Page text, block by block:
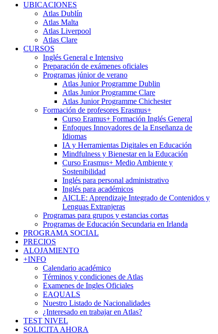
UBICACIONES
Atlas Dublín
Atlas Malta
Atlas Liverpool
Atlas Clare
CURSOS
Inglés General e Intensivo
Preparación de exámenes oficiales
Programas júnior de verano
Atlas Junior Programme Dublin
Atlas Junior Programme Clare
Atlas Junior Programme Chichester
Formación de profesores Erasmus+
Curso Eramus+ Formación Inglés General
Enfoques Innovadores de la Enseñanza de
Idiomas
IA y Herramientas Digitales en Educación
Mindfulness y Bienestar en la Educación
Curso Erasmus+ Medio Ambiente y
Sostenibilidad
Inglés para personal administrativo
Inglés para académicos
AICLE: Aprendizaje Integrado de Contenidos y
Lenguas Extranjeras
Programas para grupos y estancias cortas
Programas de Educación Secundaria en Irlanda
PROGRAMA SOCIAL
PRECIOS
ALOJAMIENTO
+INFO
Calendario académico
Términos y condiciones de Atlas
Examenes de Ingles Oficiales
EAQUALS
Nuestro Listado de Nacionalidades
¿Interesado en trabajar en Atlas?
TEST NIVEL
SOLICITA AHORA